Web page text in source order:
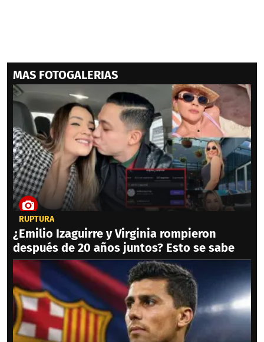
MAS FOTOGALERIAS
RUPTURA
¿Emilio Izaguirre y Virginia rompieron
después de 20 años juntos? Esto se sabe